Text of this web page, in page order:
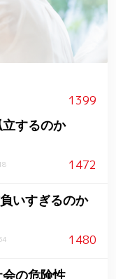
1399
するのか
1472
いすぎるのか
1480
会の危険性